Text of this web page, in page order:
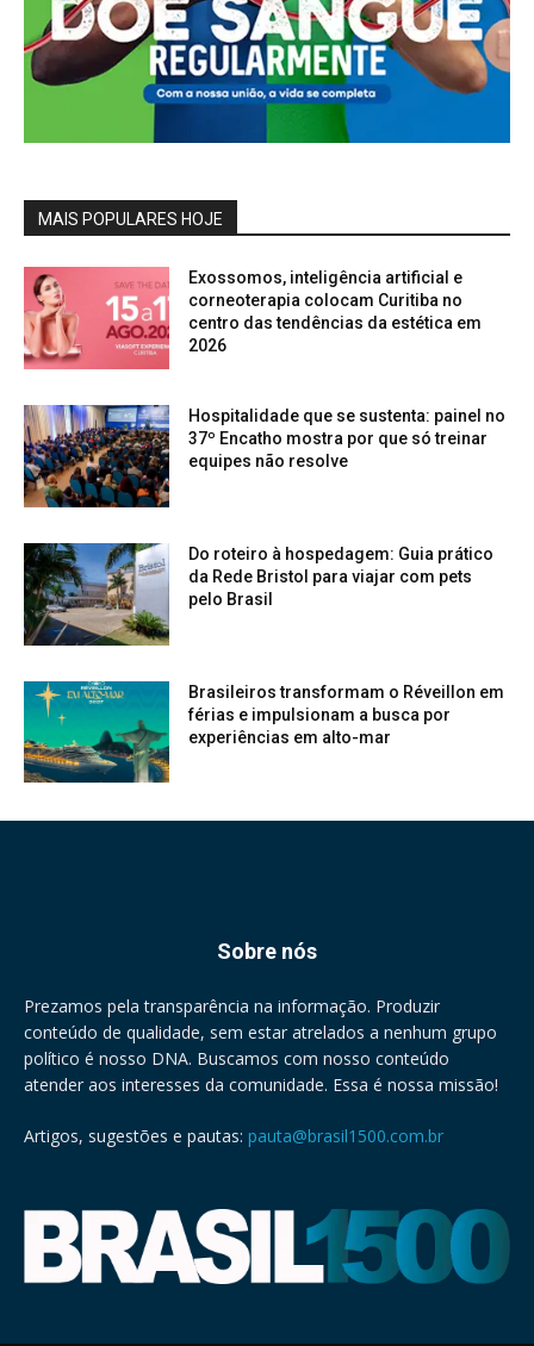
MAIS POPULARES HOJE
Exossomos, inteligência artificial e
corneoterapia colocam Curitiba no
centro das tendências da estética em
2026
Hospitalidade que se sustenta: painel no
37º Encatho mostra por que só treinar
equipes não resolve
Do roteiro à hospedagem: Guia prático
da Rede Bristol para viajar com pets
pelo Brasil
Brasileiros transformam o Réveillon em
férias e impulsionam a busca por
experiências em alto-mar
Sobre nós
Prezamos pela transparência na informação. Produzir
conteúdo de qualidade, sem estar atrelados a nenhum grupo
político é nosso DNA. Buscamos com nosso conteúdo
atender aos interesses da comunidade. Essa é nossa missão!
Artigos, sugestões e pautas: pauta@brasil1500.com.br